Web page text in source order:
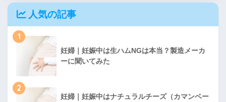
人気の記事
1
妊婦｜妊娠中は生ハムNGは本当？製造メーカ
ーに聞いてみた
2
妊婦｜妊娠中はナチュラルチーズ（カマンベー